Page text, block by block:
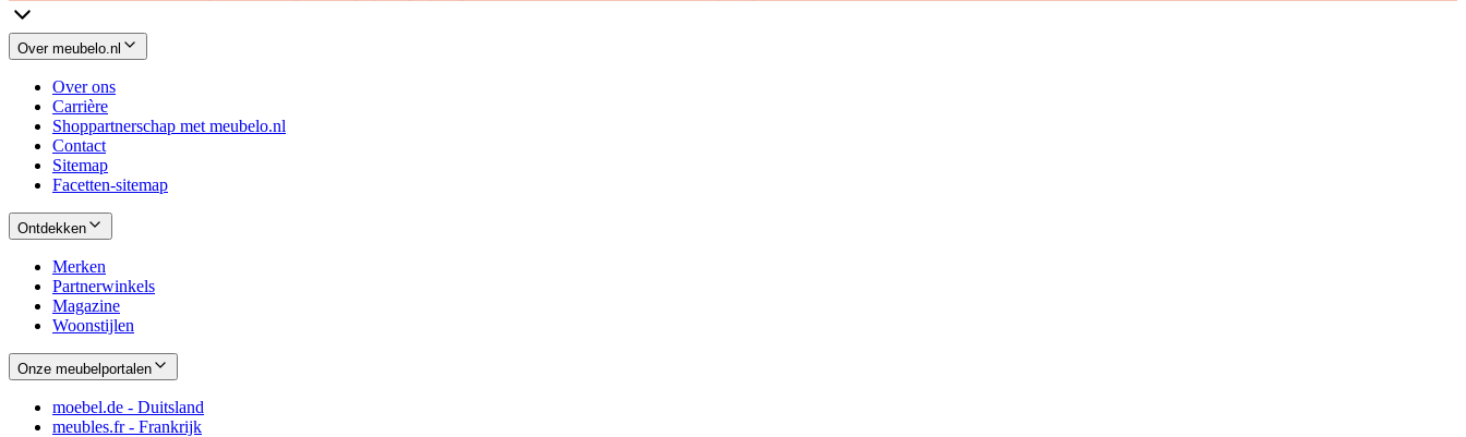
Over meubelo.nl
Over ons
Carrière
Shoppartnerschap met meubelo.nl
Contact
Sitemap
Facetten-sitemap
Ontdekken
Merken
Partnerwinkels
Magazine
Woonstijlen
Onze meubelportalen
moebel.de - Duitsland
meubles.fr - Frankrijk